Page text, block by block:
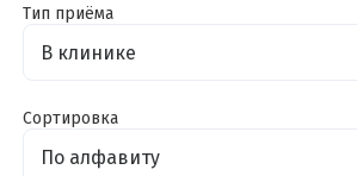
Тип приёма
Сортировка